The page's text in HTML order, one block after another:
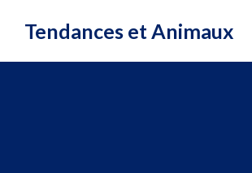
Tendances et Animaux